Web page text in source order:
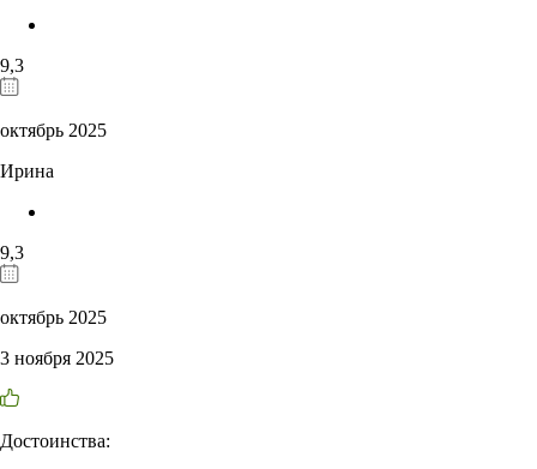
9,3
октябрь 2025
Ирина
9,3
октябрь 2025
3 ноября 2025
Достоинства: